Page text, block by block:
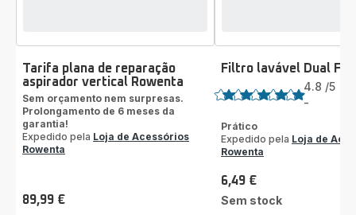
Tarifa plana de reparação
aspirador vertical Rowenta
Sem orçamento nem surpresas.
Prolongamento de 6 meses da
garantia!
Expedido pela Loja de Acessórios
Rowenta
Preço
89,99 €
Filtro lavável Dual
Classificação
4.8 /5
-
Prático
Expedido pela Loja de
Rowenta
Preço
6,49 €
Sem stock